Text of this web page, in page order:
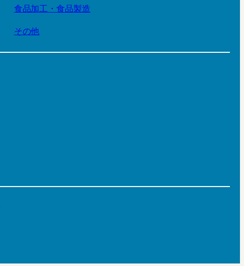
食品加工・食品製造
その他